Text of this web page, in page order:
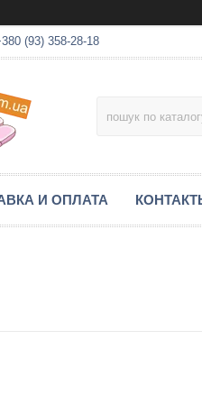
(93) 358-28-18
И ОПЛАТА